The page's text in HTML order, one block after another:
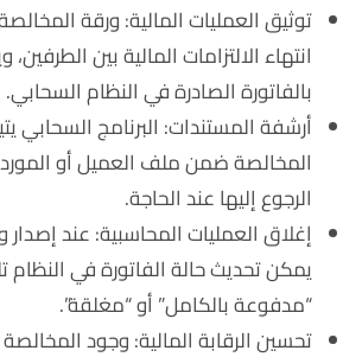
توثيق العمليات المالية: ورقة
انتهاء الالتزامات المالية بين
بالفاتورة الصادرة في النظام السحابي.
أرشفة المستندات: البرنامج السحابي
المخالصة ضمن ملف العميل أو
الرجوع إليها عند الحاجة.
إغلاق العمليات المحاسبية: عند
يمكن تحديث حالة الفاتورة في النظام
“مدفوعة بالكامل” أو “مغلقة”.
تحسين الرقابة المالية: وجود